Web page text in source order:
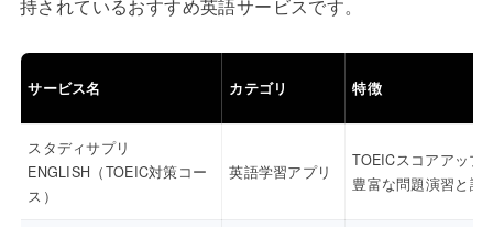
持されているおすすめ英語サービスです。
サービス名 カテゴリ 特徴
スタディサプリ
ENGLISH（TOEIC対策コー
ス）
英語学習アプリ
TOEICスコアアップ
豊富な問題演習と講